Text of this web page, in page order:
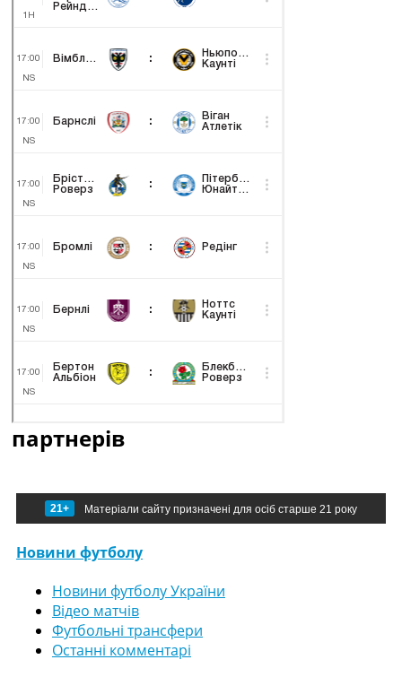
партнерів
21+ Матеріали сайту призначені для осіб старше 21 року
Новини футболу
Новини футболу України
Відео матчів
Футбольні трансфери
Останні комментарі